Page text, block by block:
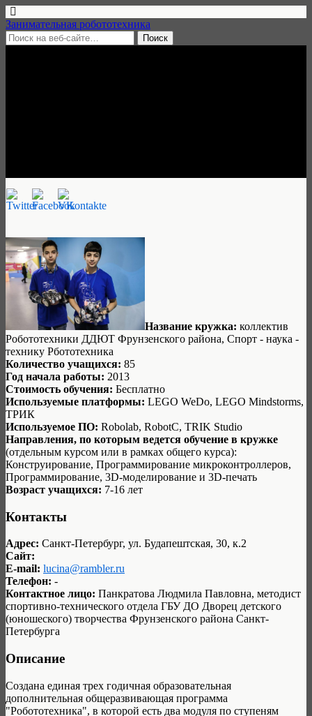
Занимательная робототехника
Название кружка: коллектив
Робототехники ДДЮТ Фрунзенского района, Спорт - наука -
технику Рбототехника
Количество учащихся: 85
Год начала работы: 2013
Стоимость обучения: Бесплатно
Используемые платформы: LEGO WeDo, LEGO Mindstorms,
ТРИК
Используемое ПО: Robolab, RobotC, TRIK Studio
Направления, по которым ведется обучение в кружке
(отдельным курсом или в рамках общего курса):
Конструирование, Программирование микроконтроллеров,
Программирование, 3D-моделирование и 3D-печать
Возраст учащихся: 7-16 лет
Контакты
Адрес: Санкт-Петербург, ул. Будапештская, 30, к.2
Сайт:
E-mail: lucina@rambler.ru
Телефон: -
Контактное лицо: Панкратова Людмила Павловна, методист
спортивно-технического отдела ГБУ ДО Дворец детского
(юношеского) творчества Фрунзенского района Санкт-
Петербурга
Описание
Создана единая трех годичная образовательная
дополнительная общеразвивающая программа
"Робототехника", в которой есть два модуля по ступеням